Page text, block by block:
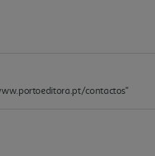
contactos"